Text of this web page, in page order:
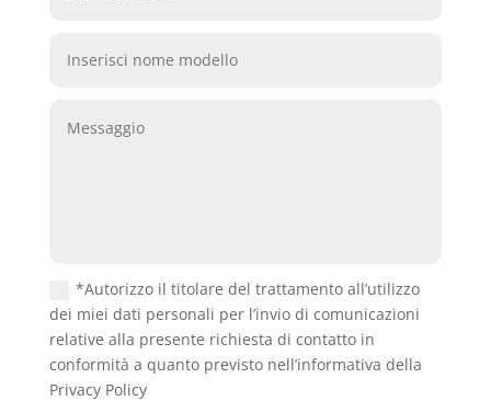
*Autorizzo il titolare del trattamento all’utilizzo
dei miei dati personali per l’invio di comunicazioni
relative alla presente richiesta di contatto in
conformità a quanto previsto nell’informativa della
Privacy Policy